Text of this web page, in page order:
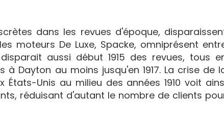
dans les revues d'époque,
moteurs De Luxe, Spacke, omniprésent
disparait aussi début 1915 des revues, tous
Dayton au moins jusqu'en 1917. La crise de
Unis au milieu des années 1910 voit
réduisant d'autant le nombre de clients